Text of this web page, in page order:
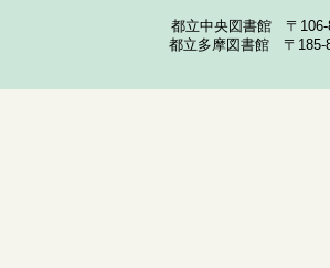
都立中央図書館 〒
都立多摩図書館 〒185-